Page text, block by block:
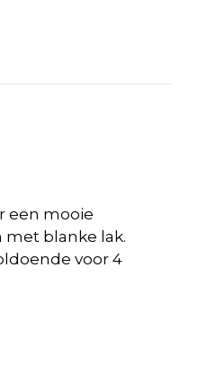
een mooie
met blanke lak.
voor 4